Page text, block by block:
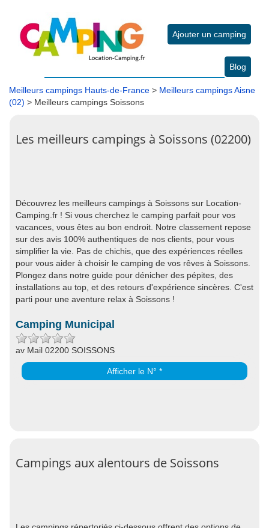
Ajouter un camping
Blog
Meilleurs campings Hauts-de-France > Meilleurs campings Aisne
(02) > Meilleurs campings Soissons
Les meilleurs campings à Soissons (02200)
Découvrez les meilleurs campings à Soissons sur Location-
Camping.fr ! Si vous cherchez le camping parfait pour vos
vacances, vous êtes au bon endroit. Notre classement repose
sur des avis 100% authentiques de nos clients, pour vous
simplifier la vie. Pas de chichis, que des expériences réelles
pour vous aider à choisir le camping de vos rêves à Soissons.
Plongez dans notre guide pour dénicher des pépites, des
installations au top, et des retours d'expérience sincères. C'est
parti pour une aventure relax à Soissons !
Camping Municipal
av Mail 02200 SOISSONS
Afficher le N° *
Campings aux alentours de Soissons